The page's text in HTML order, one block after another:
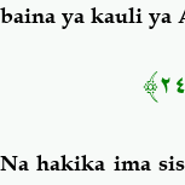
baina ya kauli ya
Na hakika ima